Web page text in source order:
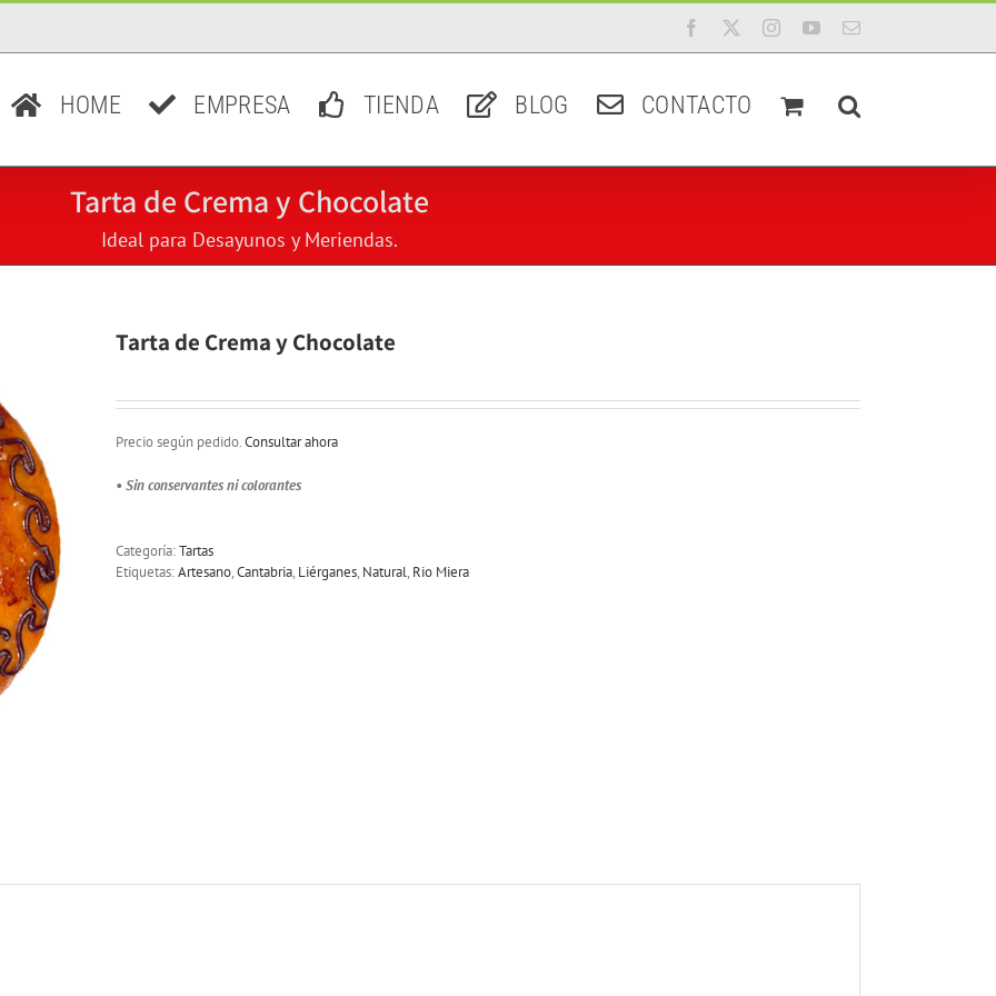
Facebook InstagramYouTubeCorreo
HOME EMPRESA TIENDA BLOG CONTACTO
Tarta de Crema y Chocolate
Ideal para Desayunos y Meriendas.
Tarta de Crema y Chocolate
Precio según pedido.Consultar ahora
• Sin conservantes ni colorantes
Categoría:Tartas
Etiquetas:Artesano,Cantabria, Liérganes, Natural, Rio Miera